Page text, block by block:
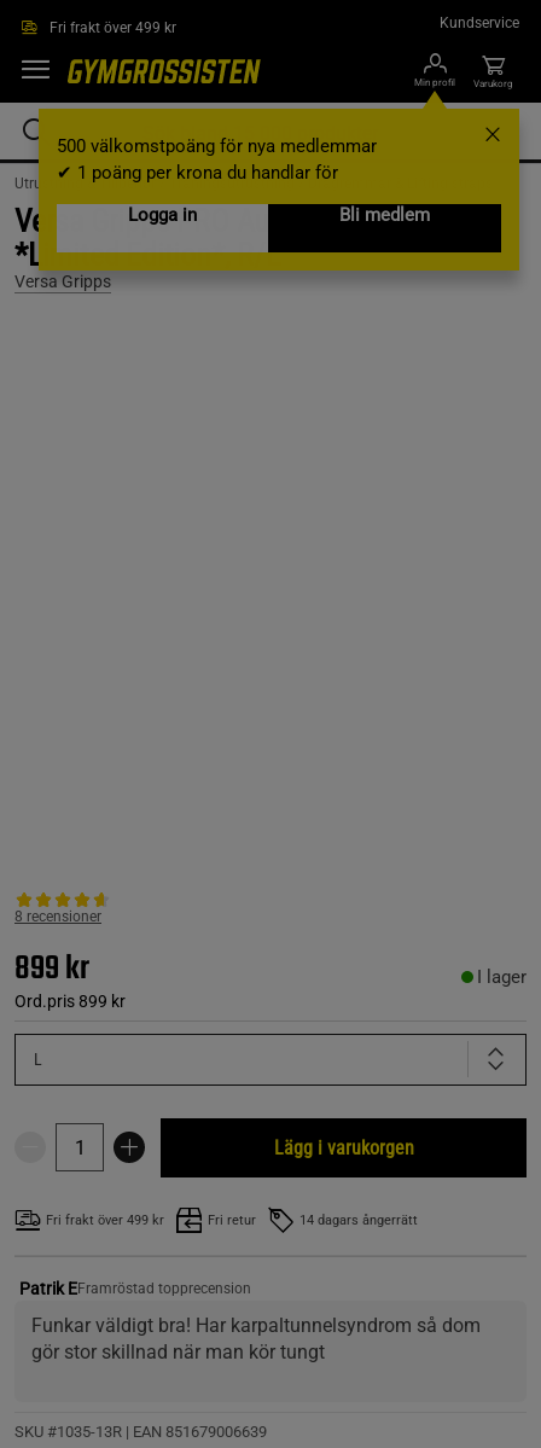
Fri frakt över 499 kr Kundservice
Min profil
500 välkomstpoäng för nya medlemmar
✔ 1 poäng per krona du handlar för
Logga in
Bli medlem
Varukorg
Utrustning & Tillbehör / Träningsutrustning / Dragremmar & Lifting straps
Versa Gripps PRO Authentic, Mint,
*Limited Edition*, R/L
Versa Gripps
8 recensioner
899 kr
Ord.pris 899 kr
I lager
L
Lägg i varukorgen
Fri frakt över 499 kr Fri retur 14 dagars ångerrätt
Patrik EFramröstad topprecension
Funkar väldigt bra! Har karpaltunnelsyndrom så dom
gör stor skillnad när man kör tungt
SKU #1035-13R | EAN 851679006639